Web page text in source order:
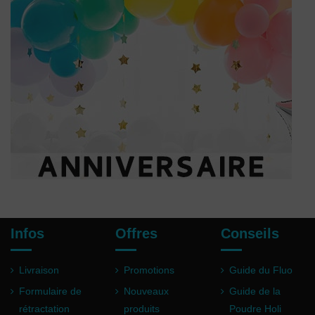
(1 avis)
Infos
Livraison
Formulaire de
rétractation
Offres
Promotions
Nouveaux
produits
Conseils
Guide du Fluo
Guide de la
Poudre Holi